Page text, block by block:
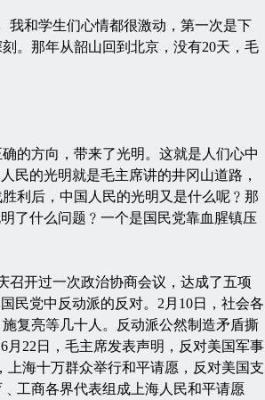
和学生们心情都很激动，第一次是下
。那年从韶山回到北京，没有20天，毛
的方向，带来了光明。这就是人们心中
民的光明就是毛主席讲的井冈山道路，
利后，中国人民的光明又是什么呢﹖那
了什么问题﹖一个是国民党靠血腥镇压
开过一次政治协商会议，达成了五项
民党中反动派的反对。2月10日，社会各
复亮等几十人。反动派公然制造矛盾撕
22日，毛主席发表声明，反对美国军事
上海十万群众举行和平请愿，反对美国支
工商各界代表组成上海人民和平请愿